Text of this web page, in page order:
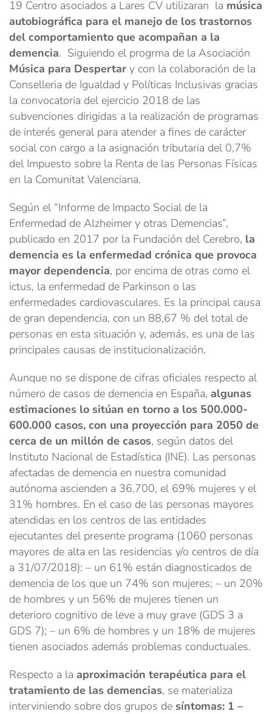
19 Centro asociados a Lares CV utilizaran la música
autobiográfica para el manejo de los trastornos
del comportamiento que acompañan a la
demencia. Siguiendo el progrma de la Asociación
Música para Despertar y con la colaboración de la
Conselleria de Igualdad y Políticas Inclusivas gracias
la convocatoria del ejercicio 2018 de las
subvenciones dirigidas a la realización de programas
de interés general para atender a fines de carácter
social con cargo a la asignación tributaria del 0,7%
del Impuesto sobre la Renta de las Personas Físicas
en la Comunitat Valenciana.
Según el “Informe de Impacto Social de la
Enfermedad de Alzheimer y otras Demencias”,
publicado en 2017 por la Fundación del Cerebro, la
demencia es la enfermedad crónica que provoca
mayor dependencia, por encima de otras como el
ictus, la enfermedad de Parkinson o las
enfermedades cardiovasculares. Es la principal causa
de gran dependencia, con un 88,67 % del total de
personas en esta situación y, además, es una de las
principales causas de institucionalización.
Aunque no se dispone de cifras oficiales respecto al
número de casos de demencia en España, algunas
estimaciones lo sitúan en torno a los 500.000-
600.000 casos, con una proyección para 2050 de
cerca de un millón de casos, según datos del
Instituto Nacional de Estadística (INE). Las personas
afectadas de demencia en nuestra comunidad
autónoma ascienden a 36.700, el 69% mujeres y el
31% hombres. En el caso de las personas mayores
atendidas en los centros de las entidades
ejecutantes del presente programa (1060 personas
mayores de alta en las residencias y/o centros de día
a 31/07/2018): – un 61% están diagnosticados de
demencia de los que un 74% son mujeres; – un 20%
de hombres y un 56% de mujeres tienen un
deterioro cognitivo de leve a muy grave (GDS 3 a
GDS 7); – un 6% de hombres y un 18% de mujeres
tienen asociados además problemas conductuales.
Respecto a la aproximación terapéutica para el
tratamiento de las demencias, se materializa
interviniendo sobre dos grupos de síntomas: 1 –